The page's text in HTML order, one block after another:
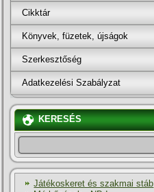
Cikktár
Könyvek, füzetek, újságok
Szerkesztőség
Adatkezelési Szabályzat
KERESÉS
Játékoskeret és szakmai stáb